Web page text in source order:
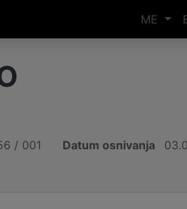
ME
/ 001 Datum osnivanja